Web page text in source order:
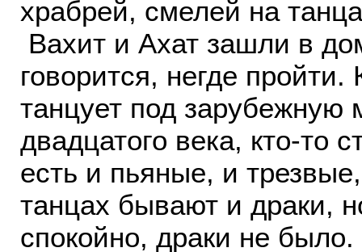
храбрей, смелей на
Вахит и Ахат зашли в
говорится, негде пройти.
танцует под зарубежную
двадцатого века, кто-то
есть и пьяные, и
танцах бывают и драки,
спокойно, драки не